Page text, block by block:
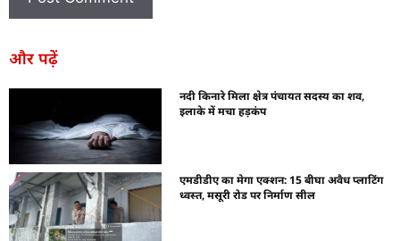
और पढ़ें
नदी किनारे मिला क्षेत्र पंचायत सदस्य का शव,
इलाके में मचा हड़कंप
एमडीडीए का मेगा एक्शन: 15 बीघा अवैध प्लाटिंग
ध्वस्त, मसूरी रोड पर निर्माण सील